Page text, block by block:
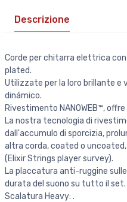
Descrizione
Corde per chitarra elettrica
plated.
Utilizzate per la loro brillante e
dinámico.
Rivestimento NANOWEB™,
La nostra tecnologia di
dall'accumulo di sporcizia,
altra corda, coated o
(Elixir Strings player survey).
La placcatura anti-ruggine
durata del suono su tutto il set.
Scalatura Heavy: .